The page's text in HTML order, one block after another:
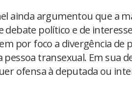
ainda argumentou que a
debate político e de
por foco a divergência de
transexual. Em sua
ofensa à deputada ou